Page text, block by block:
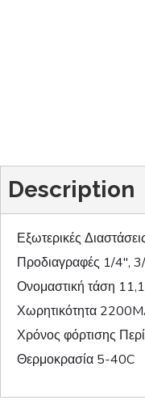
Description
Εξωτερικές
Προδιαγραφές 1/4″,
Ονομαστική τάση
Χωρητικότητα
Χρόνος φόρτισης
Θερμοκρασία 5-40C